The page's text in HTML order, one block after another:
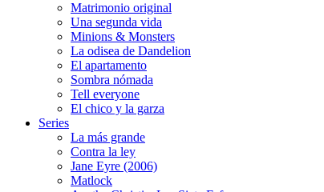
Matrimonio original
Una segunda vida
Minions & Monsters
La odisea de Dandelion
El apartamento
Sombra nómada
Tell everyone
El chico y la garza
Series
La más grande
Contra la ley
Jane Eyre (2006)
Matlock